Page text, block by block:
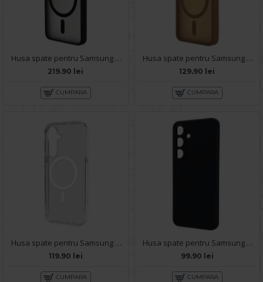
Husa spate pentru Samsung Galaxy S25 Berlia Matte Magsafe - Semitransparent/Negru
219.90 lei
CUMPARA
Husa spate pentru Samsung Galaxy S25 Matte Case Magsafe - Semitransparent/Auriu
129.90 lei
CUMPARA
Husa spate pentru Samsung Galaxy S25 Space Magsafe
119.90 lei
CUMPARA
Husa spate pentru Samsung Galaxy S25 B-Silicon case - Negru
99.90 lei
CUMPARA